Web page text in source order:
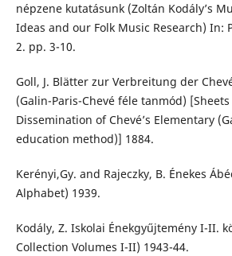
népzene kutatásunk (Zoltán Kodály’s
Ideas and our Folk Music Research) In:
2. pp. 3-10.
Goll, J. Blätter zur Verbreitung der
(Galin-Paris-Chevé féle tanmód)
Dissemination of Chevé’s Elementary
education method)] 1884.
Kerényi,Gy. and Rajeczky, B. Énekes
Alphabet) 1939.
Kodály, Z. Iskolai Énekgyűjtemény I-II.
Collection Volumes I-II) 1943-44.